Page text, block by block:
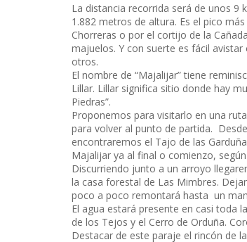
La distancia recorrida será de unos 9
1.882 metros de altura. Es el pico
Chorreras o por el cortijo de la
majuelos. Y con suerte es fácil
otros.
El nombre de “Majalijar” tiene
Lillar. Lillar significa sitio donde hay
Piedras”.
Proponemos para visitarlo en una
para volver al punto de partida.
encontraremos el Tajo de las
Majalijar ya al final o comienzo,
Discurriendo junto a un arroyo
la casa forestal de Las Mimbres.
poco a poco remontará hasta un
El agua estará presente en casi toda
de los Tejos y el Cerro de Orduña.
Destacar de este paraje el rincón de